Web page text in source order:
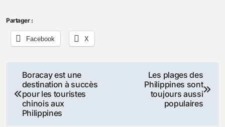
Partager :
Facebook X
Navigation
de
l’article
Boracay est une
destination à succès
pour les touristes
chinois aux
Philippines
Les plages des
Philippines sont
toujours aussi
populaires